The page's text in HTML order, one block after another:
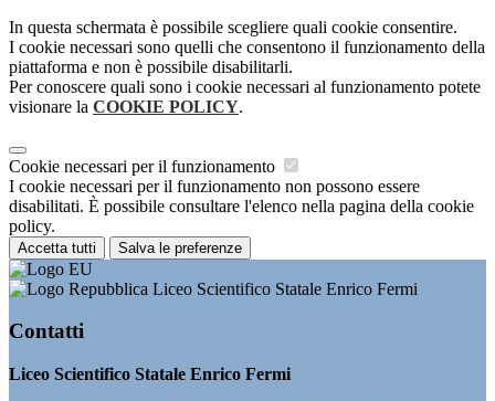
In questa schermata è possibile scegliere quali cookie consentire.
I cookie necessari sono quelli che consentono il funzionamento della
piattaforma e non è possibile disabilitarli.
Per conoscere quali sono i cookie necessari al funzionamento potete
visionare la COOKIE POLICY.
Cookie necessari per il funzionamento
I cookie necessari per il funzionamento non possono essere
disabilitati. È possibile consultare l'elenco nella pagina della cookie
policy.
Accetta tutti Salva le preferenze
Liceo Scientifico Statale Enrico Fermi
Contatti
Liceo Scientifico Statale Enrico Fermi